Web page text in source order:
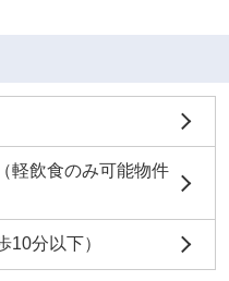
軽飲食のみ可能物件
10分以下）